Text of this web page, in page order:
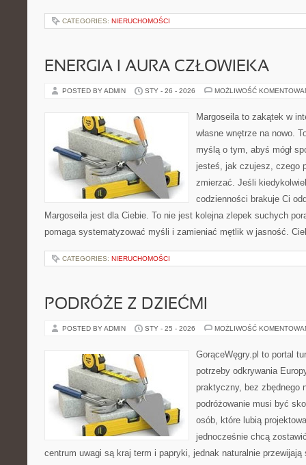
CATEGORIES: NIERUCHOMOŚCI
ENERGIA I AURA CZŁOWIEKA
POSTED BY ADMIN STY - 26 - 2026 MOŻLIWOŚĆ
Margoseila to zakątek w
własne wnętrze na nowo.
myślą o tym, abyś mógł
jesteś, jak czujesz, czego
zmierzać. Jeśli
codzienności brakuje Ci
Margoseila jest dla Ciebie. To nie jest kolejna zlepek suchych
pomaga systematyzować myśli i zamieniać mętlik w jasność.
CATEGORIES: NIERUCHOMOŚCI
PODRÓŻE Z DZIEĆMI
POSTED BY ADMIN STY - 25 - 2026 MOŻLIWOŚĆ
GorąceWęgry.pl to portal
potrzeby odkrywania
praktyczny, bez zbędnego
podróżowanie musi być
osób, które lubią
jednocześnie chcą
centrum uwagi są kraj term i papryki, jednak naturalnie